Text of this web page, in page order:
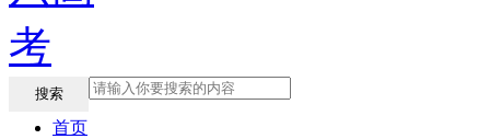
搜索
首页